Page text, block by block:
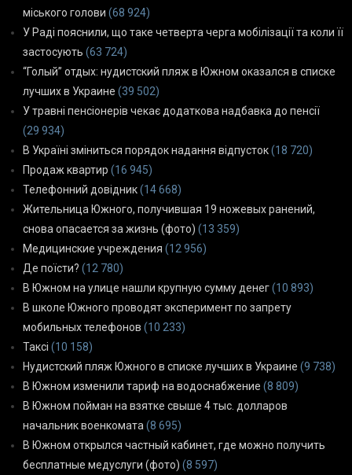
міського голови (68 924)
У Раді пояснили, що таке четверта черга мобілізації та коли її
застосують (63 724)
“Голый” отдых: нудистский пляж в Южном оказался в списке
лучших в Украине (39 502)
У травні пенсіонерів чекає додаткова надбавка до пенсії
(29 934)
В Україні зміниться порядок надання відпусток(18 720)
Продаж квартир (16 945)
Телефонний довідник(14 668)
Жительница Южного, получившая 19 ножевых ранений,
снова опасается за жизнь (фото) (13 359)
Медицинские учреждения (12 956)
Де поїсти? (12 780)
В Южном на улице нашли крупную сумму денег(10 893)
В школе Южного проводят эксперимент по запрету
мобильных телефонов (10 233)
Таксі (10 158)
Нудистский пляж Южного в списке лучших в Украине (9 738)
В Южном изменили тариф на водоснабжение (8 809)
В Южном пойман на взятке свыше 4 тыс. долларов
начальник военкомата (8 695)
В Южном открылся частный кабинет, где можно получить
бесплатные медуслуги (фото) (8 597)